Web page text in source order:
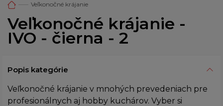
Veľkonočné krájanie
Veľkonočné krájanie -
IVO - čierna - 2
Popis kategórie
Veľkonočné krájanie v mnohých prevedeniach pre
profesionálnych aj hobby kuchárov. Vyber si